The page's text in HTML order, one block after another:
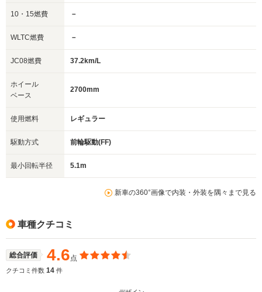
10・15燃費 －
WLTC燃費 －
JC08燃費 37.2km/L
ホイール
ベース
2700mm
使用燃料 レギュラー
駆動方式 前輪駆動(FF)
最小回転半径 5.1m
新車の360°画像で内装・外装を隅々まで見る
車種クチコミ
総合評価 4.6点
クチコミ件数 14 件